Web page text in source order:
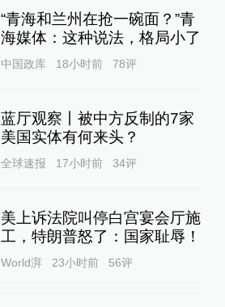
“青海和兰州在抢一碗面？”青
海媒体：这种说法，格局小了
中国政库 18小时前 78评
蓝厅观察丨被中方反制的7家
美国实体有何来头？
全球速报 17小时前 34评
美上诉法院叫停白宫宴会厅施
工，特朗普怒了：国家耻辱！
World湃 23小时前 56评